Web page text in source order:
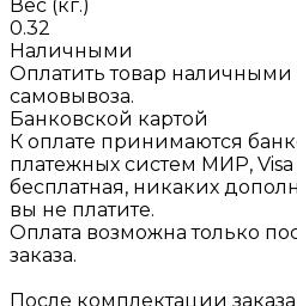
Вес (кг.)
0.32
Наличными
Оплатить товар наличными
самовывоза.
Банковской картой
К оплате принимаются
платежных систем МИР, Visa
бесплатная, никаких
вы не платите.
Оплата возможна только
заказа.
После комплектации